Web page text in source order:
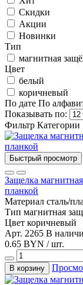
Скидки
Акции
Новинки
Тип
магнитная
Цвет
белый
коричневый
По дате По
Показывать по:
Фильтр Категории
Быстрый просмотр
Защелка
планкой
Материал сталь/
Тип магнитная
Цвет коричневый
Арт. 2265 В
0.65 BYN / шт.
В корзину